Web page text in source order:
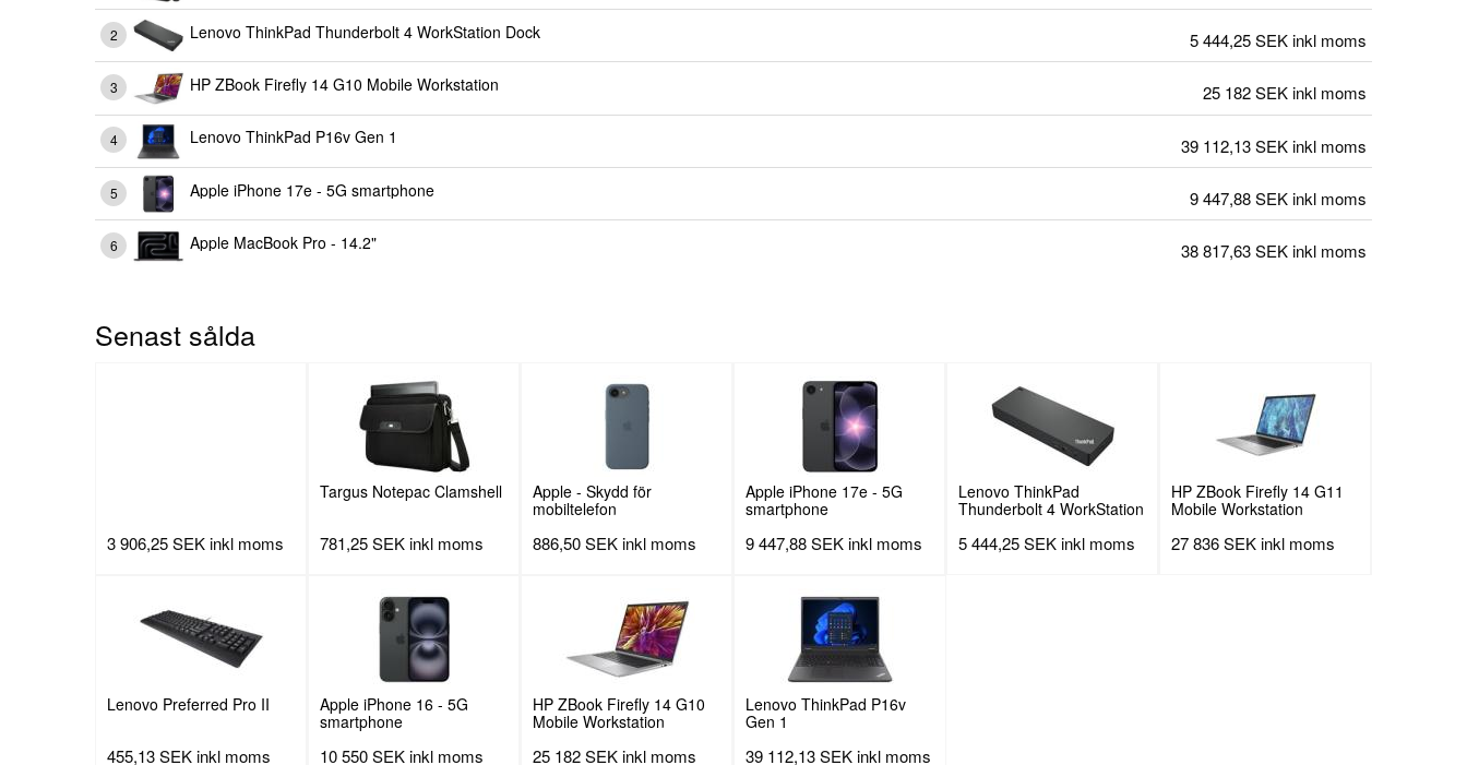
Lenovo ThinkPad Thunderbolt 4 WorkStation Dock 5 444,25 SEKinkl moms
HP ZBook Firefly 14 G10 Mobile Workstation 25 182 SEKinkl moms
Lenovo ThinkPad P16v Gen 1 39 112,13 SEKinkl moms
Apple iPhone 17e - 5G smartphone 9 447,88 SEKinkl moms
Apple MacBook Pro - 14.2" 38 817,63 SEKinkl moms
Senast sålda
3 906,25 SEKinkl moms
Targus Notepac Clamshell
781,25 SEKinkl moms
Apple - Skydd för
mobiltelefon
886,50 SEKinkl moms
Apple iPhone 17e - 5G
smartphone
9 447,88 SEKinkl moms
Lenovo ThinkPad
Thunderbolt 4 WorkStation
5 444,25 SEKinkl moms
HP ZBook Firefly 14 G11
Mobile Workstation
27 836 SEKinkl moms
Lenovo Preferred Pro II
455,13 SEKinkl moms
Apple iPhone 16 - 5G
smartphone
10 550 SEKinkl moms
HP ZBook Firefly 14 G10
Mobile Workstation
25 182 SEKinkl moms
Lenovo ThinkPad P16v
Gen 1
39 112,13 SEKinkl moms